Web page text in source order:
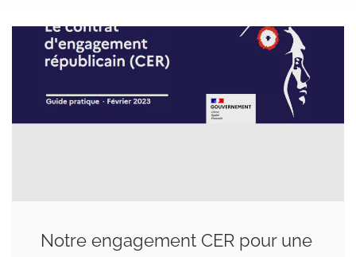
Notre engagement CER pour une